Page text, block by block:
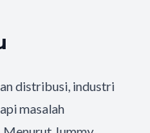
distribusi, industri
masalah